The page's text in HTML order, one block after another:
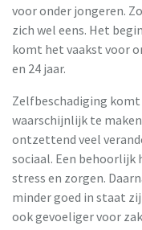
voor onder jongeren.
zich wel eens. Het
komt het vaakst voor
en 24 jaar.
Zelfbeschadiging komt
waarschijnlijk te
ontzettend veel
sociaal. Een
stress en zorgen.
minder goed in staat
ook gevoeliger voor